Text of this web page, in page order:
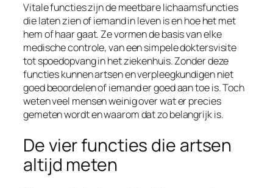
Vitale functies zijn de meetbare lichaamsfuncties
die laten zien of iemand in leven is en hoe het met
hem of haar gaat. Ze vormen de basis van elke
medische controle, van een simpele doktersvisite
tot spoedopvang in het ziekenhuis. Zonder deze
functies kunnen artsen en verpleegkundigen niet
goed beoordelen of iemand er goed aan toe is. Toch
weten veel mensen weinig over wat er precies
gemeten wordt en waarom dat zo belangrijk is.
De vier functies die artsen
altijd meten